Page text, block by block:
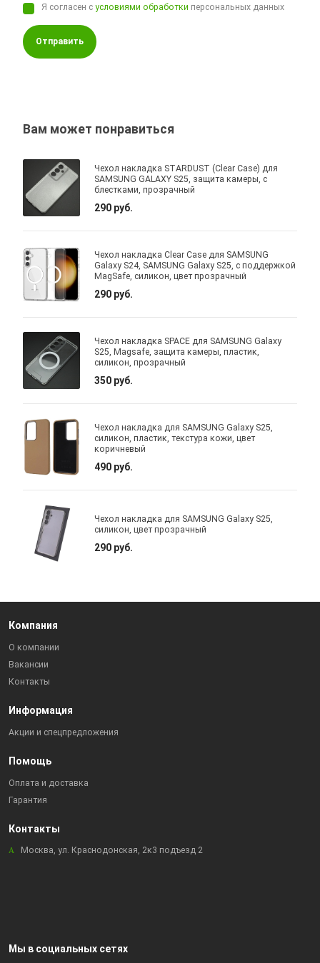
Я согласен сусловиями обработки персональных данных
Отправить
Вам может понравиться
Чехол накладка STARDUST (Clear Case) для
SAMSUNG GALAXY S25, защита камеры, с
блестками, прозрачный
290 руб.
Чехол накладка Clear Case для SAMSUNG
Galaxy S24, SAMSUNG Galaxy S25, с поддержкой
MagSafe, силикон, цвет прозрачный
290 руб.
Чехол накладка SPACE для SAMSUNG Galaxy
S25, Magsafe, защита камеры, пластик,
силикон, прозрачный
350 руб.
Чехол накладка для SAMSUNG Galaxy S25,
силикон, пластик, текстура кожи, цвет
коричневый
490 руб.
Чехол накладка для SAMSUNG Galaxy S25,
силикон, цвет прозрачный
290 руб.
Компания
О компании
Вакансии
Контакты
Информация
Акции и спецпредложения
Помощь
Оплата и доставка
Гарантия
Контакты
Москва, ул. Краснодонская, 2к3 подъезд 2
Мы в социальных сетях